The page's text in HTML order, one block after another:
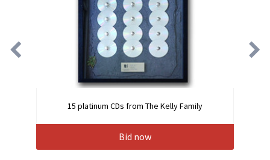
15 platinum CDs from The Kelly Family
Bid now